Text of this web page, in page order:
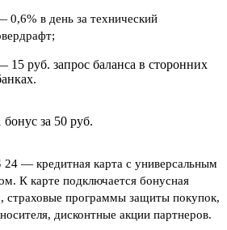
0,6% в день за технический
15 руб. запрос баланса в сторонних
бонус за 50 руб.
24 — кредитная карта с универсальным
К карте подключается бонусная
страховые программы защиты покупок,
дисконтные акции партнеров.